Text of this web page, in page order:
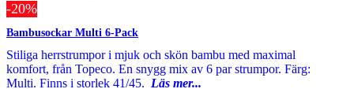
-20%
Bambusockar Multi 6-Pack
Stiliga herrstrumpor i mjuk och skön bambu med maximal
komfort, från Topeco. En snygg mix av 6 par strumpor. Färg:
Multi. Finns i storlek 41/45. Läs mer...